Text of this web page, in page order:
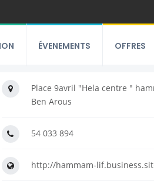
ÉVENEMENTS OFFRES
Place 9avril "Hela centre "
Ben Arous
54 033 894
http://hammam-